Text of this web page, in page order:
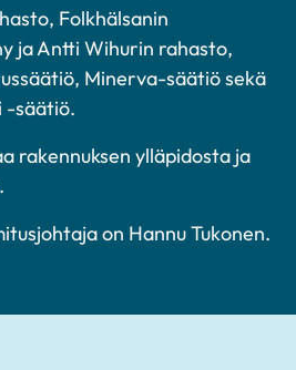
Folkhälsanin
ja Antti Wihurin rahasto,
Minerva-säätiö sekä
-säätiö.
rakennuksen ylläpidosta ja
on Hannu Tukonen.